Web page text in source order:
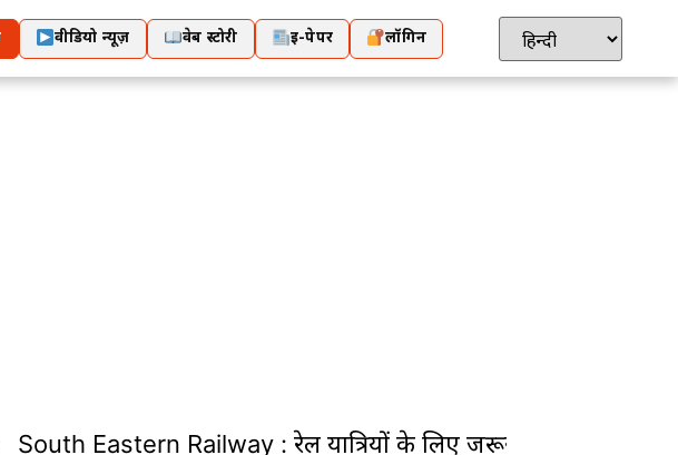
वीडियो न्यूज़ वेब स्टोरी ई-पेपर लॉगिन
South Eastern Railway : रेल यात्रियों के लिए जरूरी खबर: चेंगल